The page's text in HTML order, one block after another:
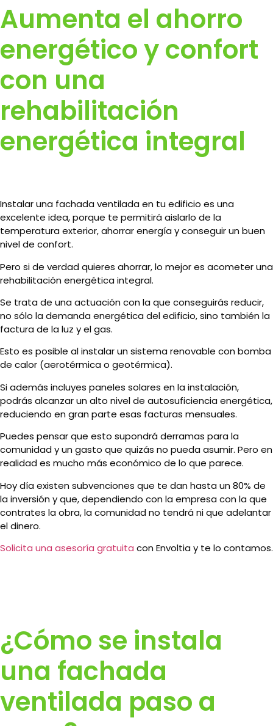
Aumenta el ahorro
energético y confort
con una
rehabilitación
energética integral
Instalar una fachada ventilada en tu edificio es una
excelente idea, porque te permitirá aislarlo de la
temperatura exterior, ahorrar energía y conseguir un buen
nivel de confort.
Pero si de verdad quieres ahorrar, lo mejor es acometer una
rehabilitación energética integral.
Se trata de una actuación con la que conseguirás reducir,
no sólo la demanda energética del edificio, sino también la
factura de la luz y el gas.
Esto es posible al instalar un sistema renovable con bomba
de calor (aerotérmica o geotérmica).
Si además incluyes paneles solares en la instalación,
podrás alcanzar un alto nivel de autosuficiencia energética,
reduciendo en gran parte esas facturas mensuales.
Puedes pensar que esto supondrá derramas para la
comunidad y un gasto que quizás no pueda asumir. Pero en
realidad es mucho más económico de lo que parece.
Hoy día existen subvenciones que te dan hasta un 80% de
la inversión y que, dependiendo con la empresa con la que
contrates la obra, la comunidad no tendrá ni que adelantar
el dinero.
Solicita una asesoría gratuita con Envoltia y te lo contamos.
¿Cómo se instala
una fachada
ventilada paso a